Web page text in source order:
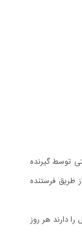
توسط گیرنده
طریق فرستنده
دارند هر روز